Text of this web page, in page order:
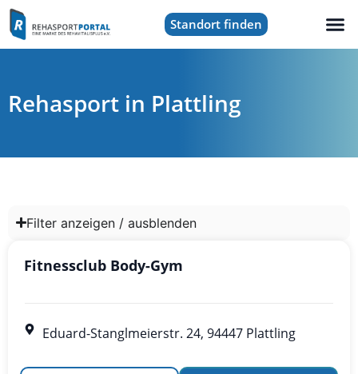
Standort finden
Rehasport in Plattling
Filter anzeigen / ausblenden
Fitnessclub Body-Gym
Eduard-Stanglmeierstr. 24, 94447 Plattling